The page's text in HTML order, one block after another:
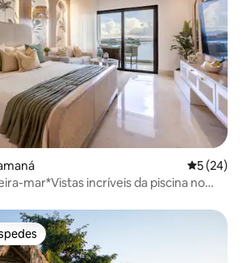
5 de uma
5 (24)
mar*Vistas incríveis da piscina no